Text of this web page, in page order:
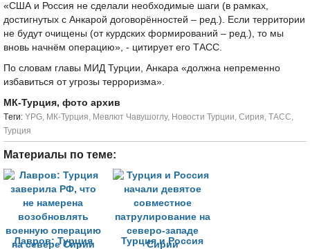
«США и Россия не сделали необходимые шаги (в рамках,
достигнутых с Анкарой договорённостей – ред.). Если территории
не будут очищены (от курдских формирований – ред.), то мы
вновь начнём операцию», - цитирует его ТАСС.
По словам главы МИД Турции, Анкара «должна непременно
избавиться от угрозы терроризма».
МК-Турция, фото архив
Tеги: YPG, МК-Турция, Мевлют Чавушоглу, Новости Турции, Сирия, ТАСС,
Турция
Материалы по теме:
Лавров: Турция
Турция и Россия